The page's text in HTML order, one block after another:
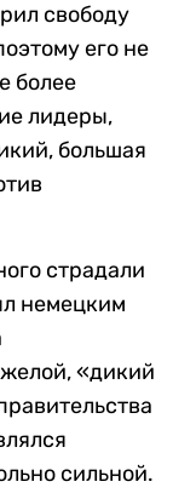
свободу
его не
более
лидеры,
большая
страдали
немецким
«дикий
сильной.